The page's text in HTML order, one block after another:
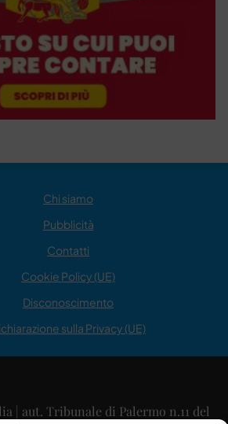
Chi siamo
Pubblicità
Contatti
Cookie Policy (UE)
Disconoscimento
sulla Privacy (UE)
| aut. Tribunale di Palermo n.11 del